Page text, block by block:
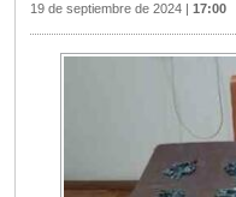
19 de septiembre de 2024 | 17:00